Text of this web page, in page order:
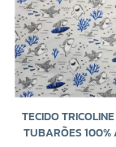
TECIDO
TUBARÕES 100%